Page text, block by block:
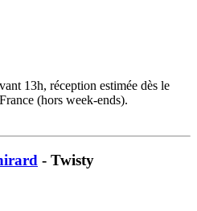
13h, réception estimée dès le
(hors week-ends).
- Twisty